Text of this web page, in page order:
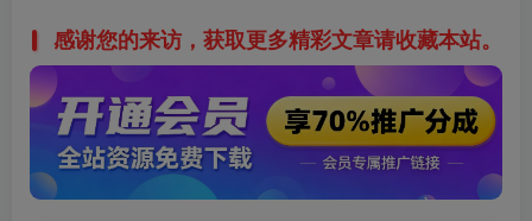
感谢您的来访，获取更多精彩文章请收藏本站。